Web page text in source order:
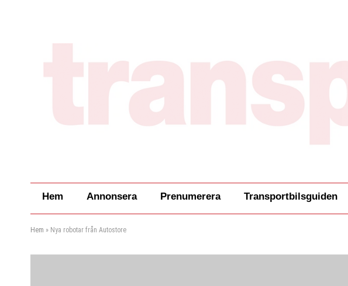
Hem Annonsera Prenumerera Transportbilsguiden
Hem » Nya robotar från Autostore